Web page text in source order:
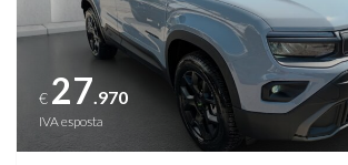
€ 27.970
IVA esposta